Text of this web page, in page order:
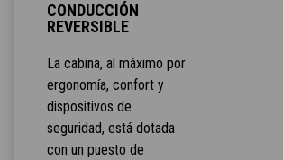
CONDUCCIÓN
REVERSIBLE
La cabina, al máximo por
ergonomía, confort y
dispositivos de
seguridad, está dotada
con un puesto de